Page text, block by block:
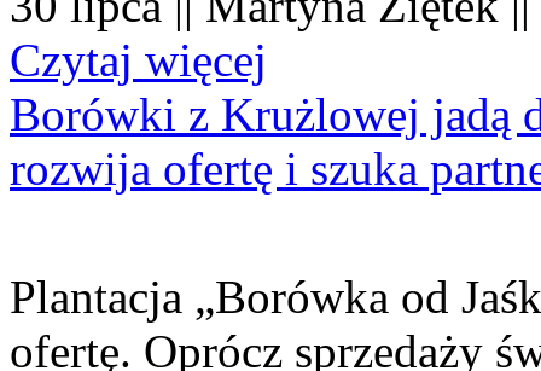
Czytaj więcej
Borówki z Krużlowej jadą
rozwija ofertę i szuka
Plantacja „Borówka od
ofertę. Oprócz sprzedaży